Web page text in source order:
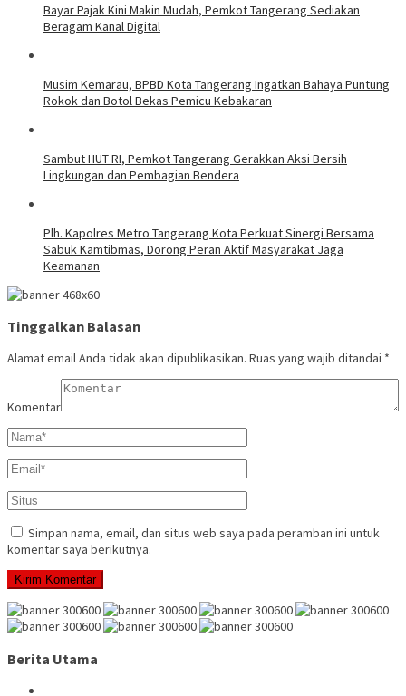
Bayar Pajak Kini Makin Mudah, Pemkot Tangerang Sediakan
Beragam Kanal Digital
Musim Kemarau, BPBD Kota Tangerang Ingatkan Bahaya Puntung
Rokok dan Botol Bekas Pemicu Kebakaran
Sambut HUT RI, Pemkot Tangerang Gerakkan Aksi Bersih
Lingkungan dan Pembagian Bendera
Plh. Kapolres Metro Tangerang Kota Perkuat Sinergi Bersama
Sabuk Kamtibmas, Dorong Peran Aktif Masyarakat Jaga
Keamanan
Tinggalkan Balasan
Alamat email Anda tidak akan dipublikasikan. Ruas yang wajib ditandai *
Komentar
Simpan nama, email, dan situs web saya pada peramban ini untuk
komentar saya berikutnya.
Berita Utama